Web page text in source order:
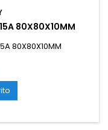
80X80X10MM
80X80X10MM